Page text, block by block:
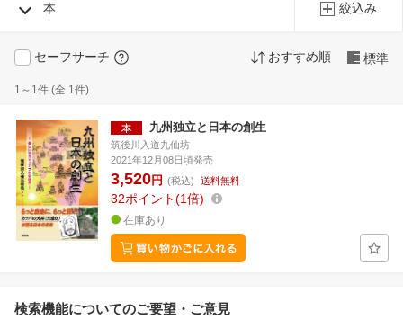
本 絞込み
セーフサーチ おすすめ順 標準
1～1件 (全 1件)
九州独立と日本の創生
筑後川入道九仙坊
2021年12月08日頃発売
3,520円 (税込) 送料無料
32ポイント 1倍
在庫あり
検索機能についてのご要望・ご意見